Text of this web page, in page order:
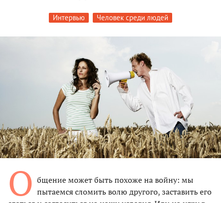
Интервью Человек среди людей
О бщение может быть похоже на войну: мы
пытаемся cломить волю другого, заставить его